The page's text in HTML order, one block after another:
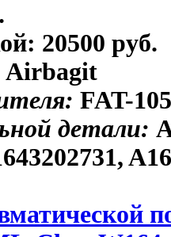
20500 руб.
Airbagit
FAT-105
детали: